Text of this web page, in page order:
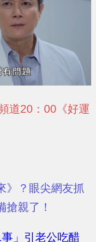
道20：00《好運
》？眼尖網友抓
搶親了！
事」引老公吃醋